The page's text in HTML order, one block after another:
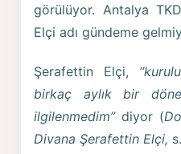
görülüyor. Antalya
Elçi adı gündeme
Şerafettin Elçi,
birkaç aylık bir
ilgilenmedim” diyor (
Divana Şerafettin Elçi,